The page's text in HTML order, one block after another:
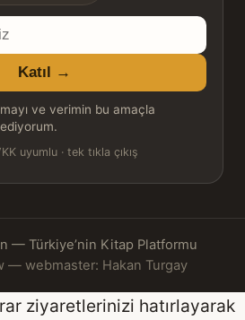
Katıl →
ve verimin bu amaçla
uyumlu · tek tıkla çıkış
— Türkiye’nin Kitap Platformu
— webmaster: Hakan Turgay
ziyaretlerinizi hatırlayarak